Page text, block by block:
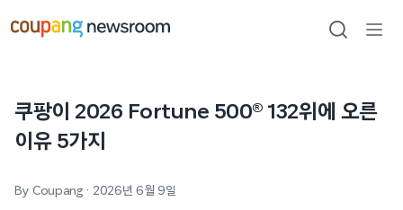
건너뛰기
검색
쿠팡이 2026 Fortune 500® 132위에 오른
이유 5가지
By Coupang · 2026년 6월 9일